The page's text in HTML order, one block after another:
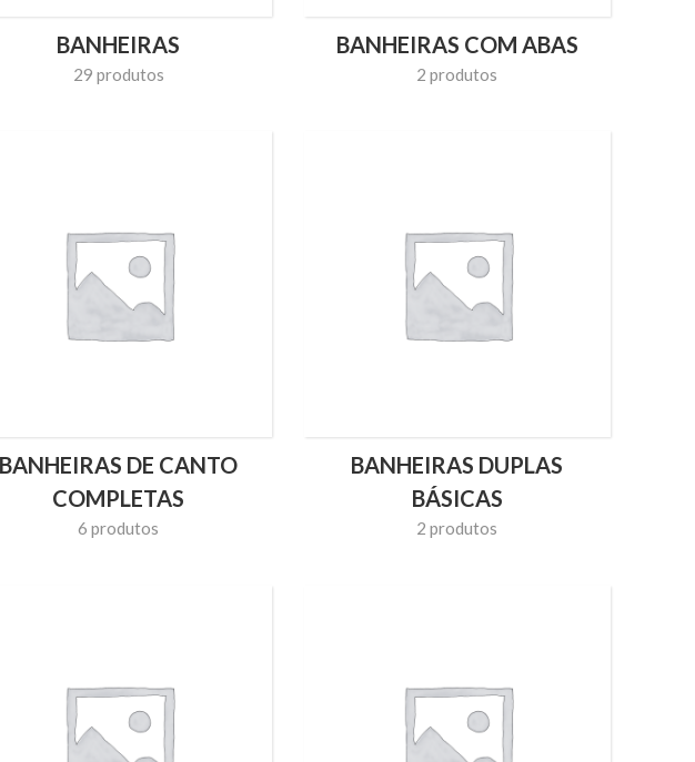
BANHEIRAS
29 produtos
BANHEIRAS COM ABAS
2 produtos
BANHEIRAS DE CANTO
COMPLETAS
6 produtos
BANHEIRAS DUPLAS
BÁSICAS
2 produtos